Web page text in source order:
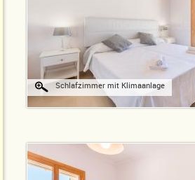
Schlafzimmer mit Klimaanlage